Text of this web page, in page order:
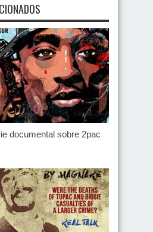
documental sobre 2pac